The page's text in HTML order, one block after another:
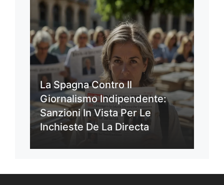
La Spagna Contro Il
Giornalismo Indipendente:
Sanzioni In Vista Per Le
Inchieste De La Directa